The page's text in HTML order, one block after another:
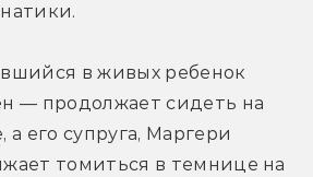
в живых ребенок
— продолжает сидеть на
его супруга, Маргери
томиться в темнице на